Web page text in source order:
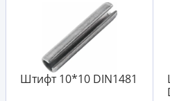
Штифт 10*10 DIN1481